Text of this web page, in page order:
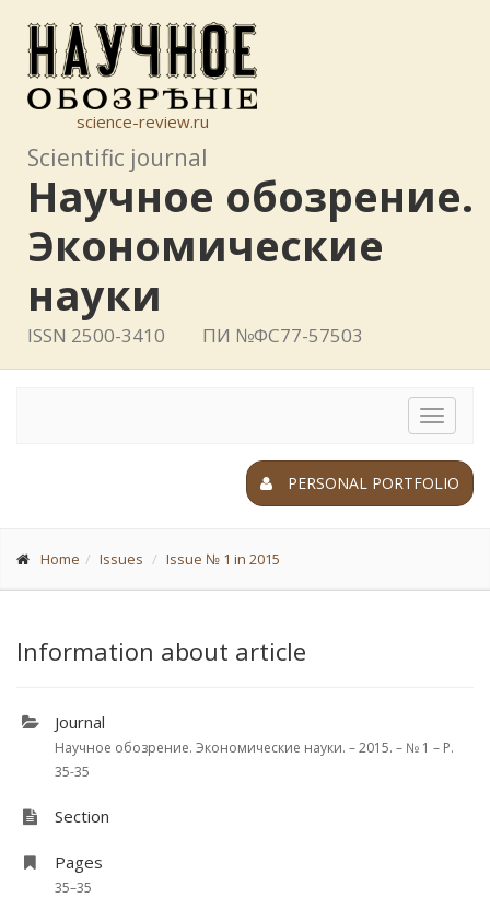
science-review.ru
Scientific journal
Научное обозрение.
Экономические
науки
ISSN 2500-3410 ПИ №ФС77-57503
Toggle
PERSONAL PORTFOLIO
Home Issues Issue № 1 in 2015
Information about article
Journal
Научное обозрение. Экономические науки. – 2015. – № 1 – P.
35-35
Section
Pages
35–35